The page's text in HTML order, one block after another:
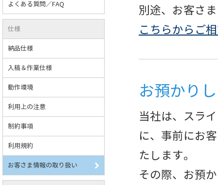
別途、お客さ
こちらからご
お預かり
当社は、スラ
に、事前にお
たします。
その際、お預
よくある質問／FAQ
仕様
納品仕様
入稿＆作業仕様
動作環境
利用上の注意
制約事項
利用規約
お客さま情報の取り扱い